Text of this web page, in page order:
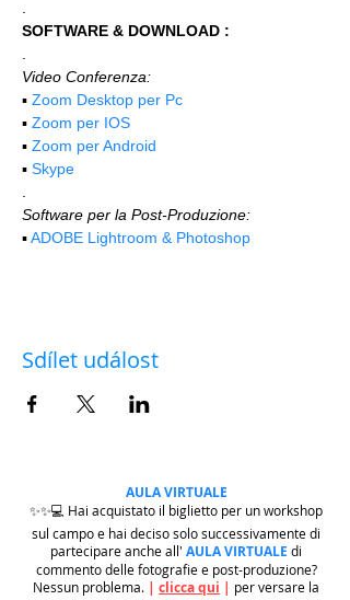
SOFTWARE & DOWNLOAD :
Video Conferenza:
▪️ Zoom Desktop per Pc
▪️ Zoom per IOS
▪️ Zoom per Android
▪️ Skype
Software per la Post-Produzione:
▪️ ADOBE Lightroom & Photoshop
Sdílet událost
AULA VIRTUALE
✨✨💻 Hai acquistato il biglietto per un workshop
sul campo e hai deciso solo successivamente di
partecipare anche all' AULA VIRTUALE di
commento delle fotografie e post-produzione?
Nessun problema. | clicca qui | per versare la